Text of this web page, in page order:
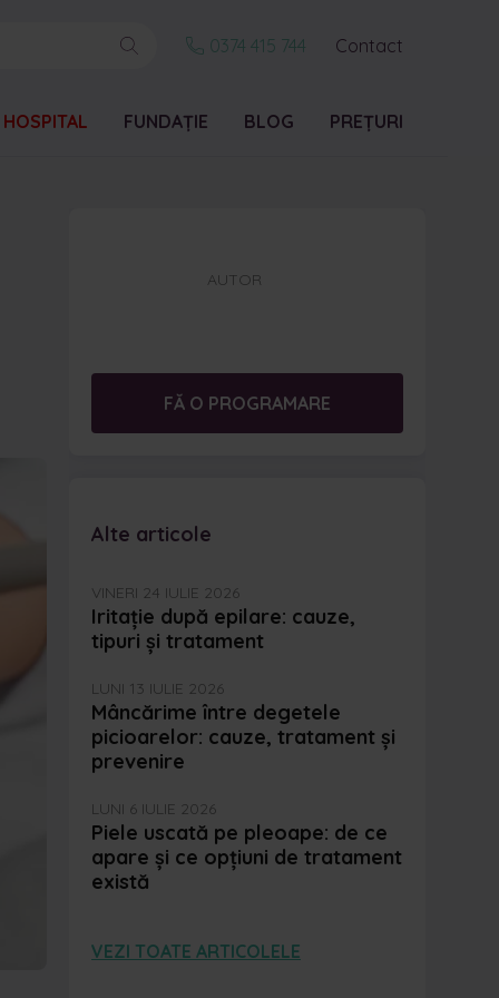
0374 415 744 Contact
FUNDAȚIE BLOG PREȚURI
AUTOR
FĂ O PROGRAMARE
Alte articole
VINERI 24 IULIE 2026
Iritație după epilare: cauze,
tipuri și tratament
LUNI 13 IULIE 2026
Mâncărime între degetele
picioarelor: cauze, tratament și
prevenire
LUNI 6 IULIE 2026
Piele uscată pe pleoape: de ce
apare și ce opțiuni de tratament
există
VEZI TOATE ARTICOLELE